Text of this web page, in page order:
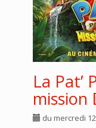
La Pat’
mission
du mercredi